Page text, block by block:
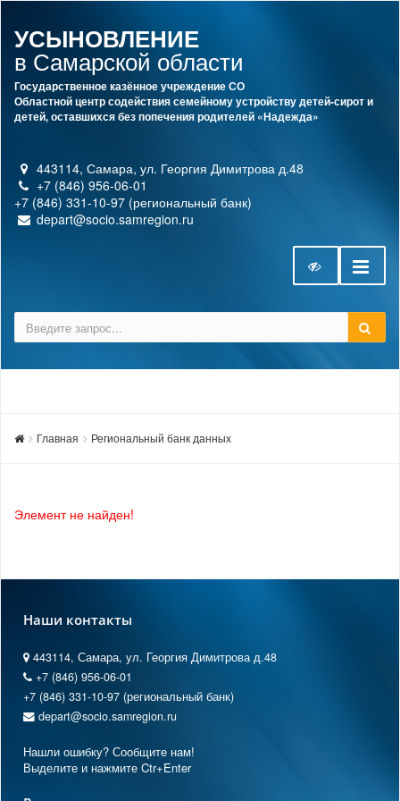
УСЫНОВЛЕНИЕ
в Самарской области
Государственное казённое учреждение СО
Областной центр содействия семейному устройству детей-сирот и
детей, оставшихся без попечения родителей «Надежда»
443114, Самара, ул. Георгия Димитрова д.48
+7 (846) 956-06-01
+7 (846) 331-10-97 (региональный банк)
depart@socio.samregion.ru
Главная Региональный банк данных
Элемент не найден!
Наши контакты
443114, Самара, ул. Георгия Димитрова д.48
+7 (846) 956-06-01
+7 (846) 331-10-97 (региональный банк)
depart@socio.samregion.ru
Нашли ошибку? Сообщите нам!
Выделите и нажмите Ctr+Enter